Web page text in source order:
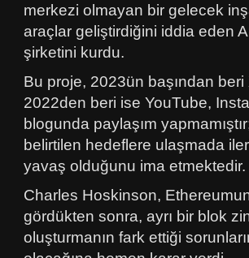
merkezi olmayan bir gelecek
araçlar geliştirdiğini iddia eden
şirketini kurdu.
Bu proje, 2023ün başından beri
2022den beri ise YouTube,
blogunda paylaşım
belirtilen hedeflere ulaşmada
yavaş olduğunu ima etmektedir.
Charles Hoskinson,
gördükten sonra, ayrı bir blok
oluşturmanın fark ettiği